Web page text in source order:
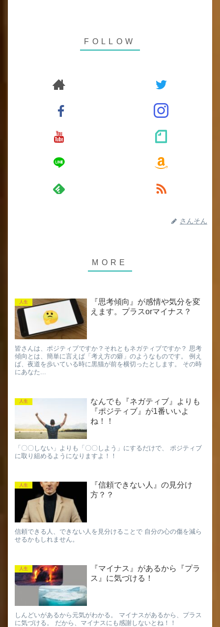
さんそん
人生
『思考傾向』が感情や気分を変
えます。プラスorマイナス？
皆さんは、ポジティブですか？それともネガティブですか？ 思考
傾向とは、簡単に言えば「考え方の癖」のようなものです。 例え
ば、夜道を歩いている時に黒猫が前を横切ったとします。 その時
にあなた...
人生
なんでも『ネガティブ』よりも
『ポジティブ』が1番いいよ
ね！！
「〇〇しない」よりも「〇〇しよう」にするだけで、 ポジティブ
に取り組めるようになりますよ！！
人生
『信頼できない人』の見分け
方？？
信頼できる人、できない人を見分けることで 自分の心の傷を減ら
せるかもしれません。
人生
『マイナス』があるから『プラ
ス』に気づける！
しんどいがあるから元気がわかる。 マイナスがあるから、プラス
に気づける。 だから、マイナスにも感謝しないとね！！